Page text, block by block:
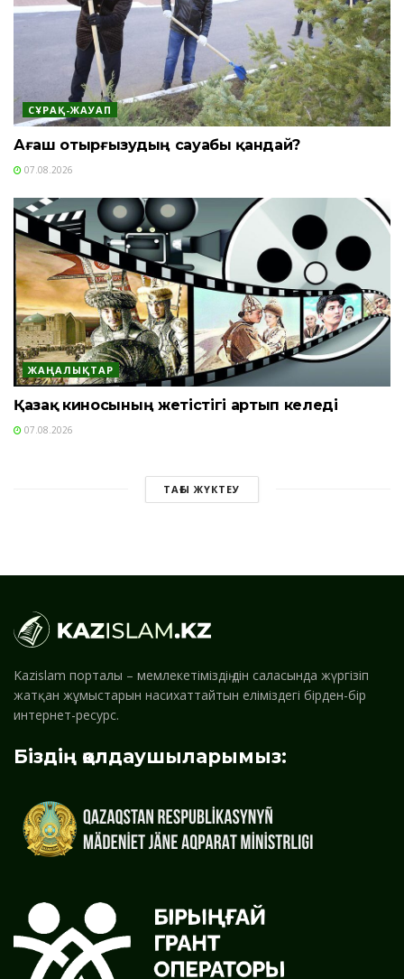
СҰРАҚ-ЖАУАП
Ағаш отырғызудың сауабы қандай?
07.08.2026
ЖАҢАЛЫҚТАР
Қазақ киносының жетістігі артып келеді
07.08.2026
ТАҒЫ ЖҮКТЕУ
Kazislam порталы – мемлекетіміздің дін саласында жүргізіп
жатқан жұмыстарын насихаттайтын еліміздегі бірден-бір
интернет-ресурс.
Біздің қолдаушыларымыз: